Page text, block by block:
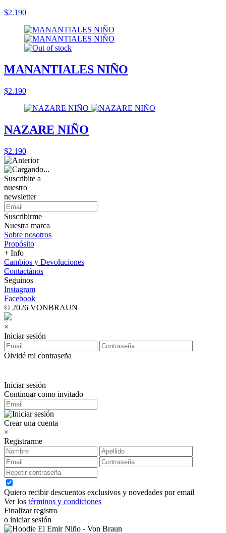
$2.190
MANANTIALES NIÑO
$2.190
NAZARE NIÑO
$2.190
Suscribite a
nuestro
newsletter
Suscribirme
Nuestra marca
Sobre nosotros
Propósito
+ Info
Cambios y Devoluciones
Contactános
Seguinos
Instagram
Facebook
© 2026 VONBRAUN
×
Iniciar sesión
Olvidé mi contraseña
Iniciar sesión
Continuar como invitado
Crear una cuenta
×
Registrarme
Quiero recibir descuentos exclusivos y novedades por email
Ver los términos y condiciones
Finalizar registro
o iniciar sesión